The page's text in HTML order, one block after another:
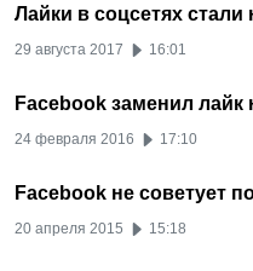
Лайки в соцсетях
29 августа 2017 16:01
Facebook заменил
24 февраля 2016 17:10
Facebook не советует
20 апреля 2015 15:18